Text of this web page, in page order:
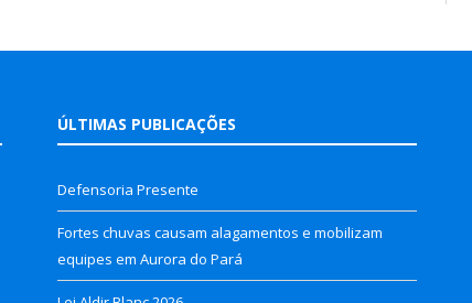
ÚLTIMAS PUBLICAÇÕES
Defensoria Presente
Fortes chuvas causam alagamentos e mobilizam
equipes em Aurora do Pará